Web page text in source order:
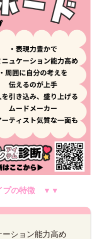
プの特徴 ▼▼
ション能力高め